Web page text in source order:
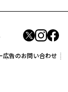
広告のお問い合わせ